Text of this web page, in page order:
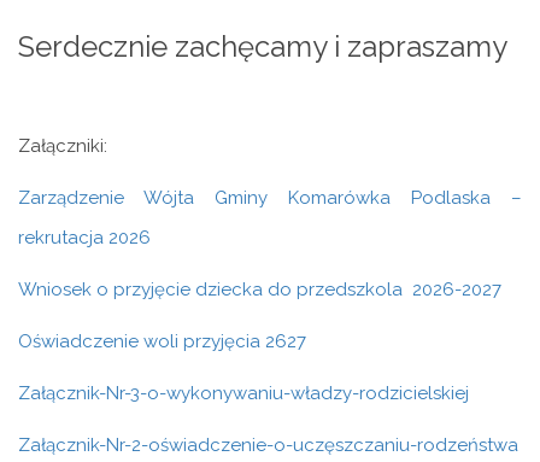
Serdecznie zachęcamy i zapraszamy
Załączniki:
Zarządzenie Wójta Gminy Komarówka Podlaska –
rekrutacja 2026
Wniosek o przyjęcie dziecka do przedszkola 2026-2027
Oświadczenie woli przyjęcia 2627
Załącznik-Nr-3-o-wykonywaniu-władzy-rodzicielskiej
Załącznik-Nr-2-oświadczenie-o-uczęszczaniu-rodzeństwa